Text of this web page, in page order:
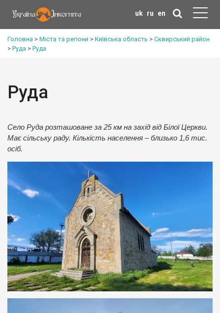
uk ru en
Головна > Міста та регіони > Київська область > Сквирський район
> Руда > Руда
Руда
Село Руда розташоване за 25 км на захід від Білої Церкви.
Має сільську раду. Кількість населення – близько 1,6 тис.
осіб.